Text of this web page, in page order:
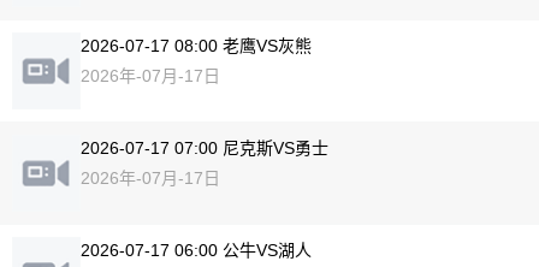
2026-07-17 08:00 老鹰VS灰熊
2026年-07月-17日
2026-07-17 07:00 尼克斯VS勇士
2026年-07月-17日
2026-07-17 06:00 公牛VS湖人